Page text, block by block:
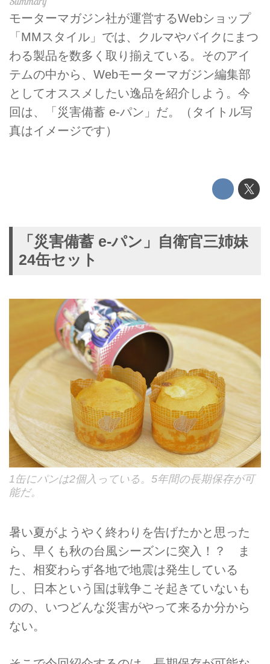
モーターマガジン社が運営するWebショップ
「MMスタイル」では、クルマやバイクにまつ
わる製品を数多く取り揃えている。そのアイ
テムの中から、Webモーターマガジン編集部
としてオススメしたい逸品を紹介しよう。今
回は、「災害備蓄 e-パン」だ。（タイトル写
真はイメージです）
「災害備蓄 e-パン」自衛官三姉妹
24缶セット
1缶にパンは2個入っている。5年間の長期保存が可
能だ。
暑い夏がようやく終わりを告げたかと思った
ら、早くも秋の台風シーズンに突入！？ ま
た、相変わらず各地で地震は発生している
し、日本という国は戦争こそ起きていないも
のの、いつどんな災害がやって来るか分から
ない。